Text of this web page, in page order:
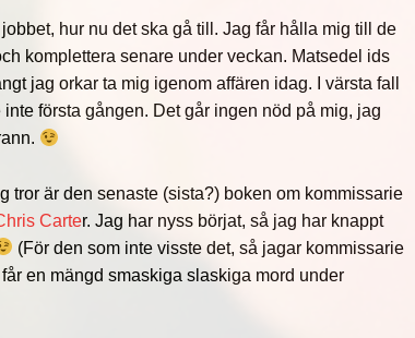
hur nu det ska gå till. Jag får hålla mig till de
komplettera senare under veckan. Matsedel ids
jag orkar ta mig igenom affären idag. I värsta fall
första gången. Det går ingen nöd på mig, jag
tror är den senaste (sista?) boken om kommissarie
Carter. Jag har nyss börjat, så jag har knappt
(För den som inte visste det, så jagar kommissarie
en mängd smaskiga slaskiga mord under